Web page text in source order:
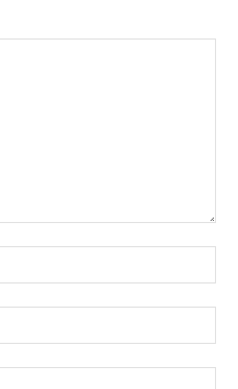
:*
:*